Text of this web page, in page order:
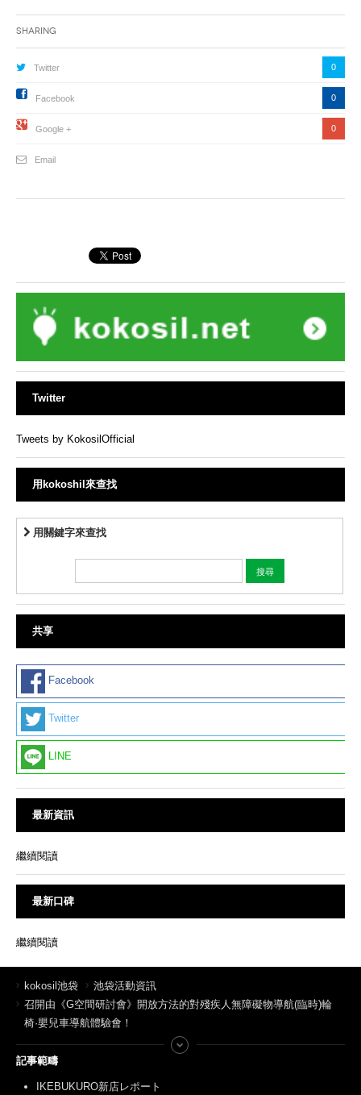
Sharing
Twitter 0
Facebook 0
Google + 0
Email
Twitter
Tweets by KokosilOfficial
用kokoshil來查找
用關鍵字來查找
共享
Facebook
Twitter
LINE
最新資訊
繼續閱讀
最新口碑
繼續閱讀
kokosil池袋
池袋活動資訊
召開由《G空間研討會》開放方法的對殘疾人無障礙物導航(臨時)輪
椅·嬰兒車導航體驗會！
記事範疇
IKEBUKURO新店レポート